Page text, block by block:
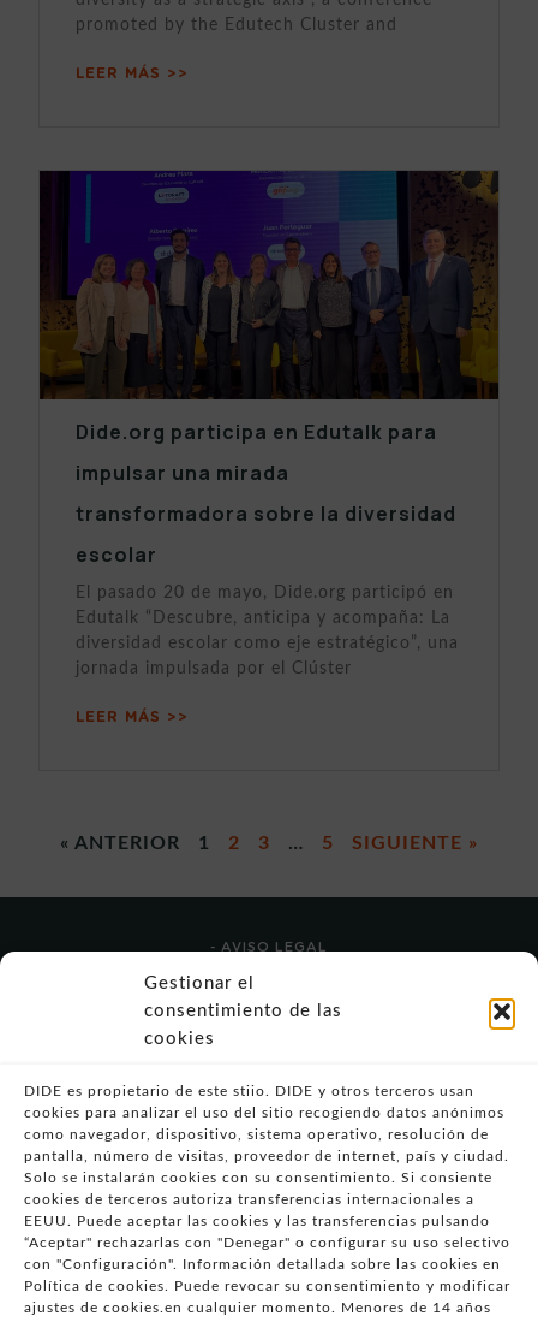
Gestionar el
consentimiento de las
cookies
DIDE es propietario de este stiio. DIDE y otros terceros usan
cookies para analizar el uso del sitio recogiendo datos anónimos
como navegador, dispositivo, sistema operativo, resolución de
pantalla, número de visitas, proveedor de internet, país y ciudad.
Solo se instalarán cookies con su consentimiento. Si consiente
cookies de terceros autoriza transferencias internacionales a
EEUU. Puede aceptar las cookies y las transferencias pulsando
“Aceptar" rechazarlas con "Denegar" o configurar su uso selectivo
con "Configuración". Información detallada sobre las cookies en
Política de cookies. Puede revocar su consentimiento y modificar
ajustes de cookies.en cualquier momento. Menores de 14 años
promoted by the Edutech Cluster and
LEER MÁS >>
Dide.org participa en Edutalk para
impulsar una mirada
transformadora sobre la diversidad
escolar
El pasado 20 de mayo, Dide.org participó en
Edutalk “Descubre, anticipa y acompaña: La
diversidad escolar como eje estratégico”, una
jornada impulsada por el Clúster
LEER MÁS >>
« ANTERIOR 1 2 3 … 5 SIGUIENTE »
- AVISO LEGAL
- POLÍTICA DE USO
- POLÍTICA DE PRIVACIDAD
- POLÍTICA DE COOKIES (UE)
VULNERABILIDADES
- CONDICIONES PARTICULARES DE COMPRA
- GUÍA DE COMPRA
- GUÍA DE PRIVACIDAD
- DESISTIMIENTO
- ATENCIÓN AL CLIENTE